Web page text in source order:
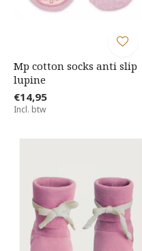
Mp cotton socks anti slip
lupine
€14,95
Incl. btw